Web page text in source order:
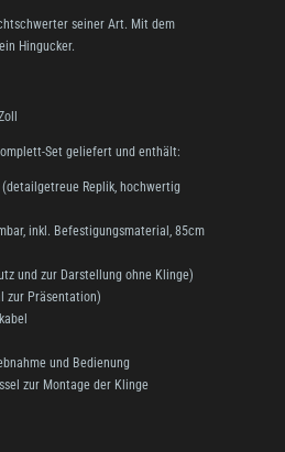
seiner Art. Mit dem
Hingucker.
Set geliefert und enthält:
Replik, hochwertig
inkl. Befestigungsmaterial, 85cm
und zur Darstellung ohne Klinge)
zur Präsentation)
und Bedienung
zur Montage der Klinge